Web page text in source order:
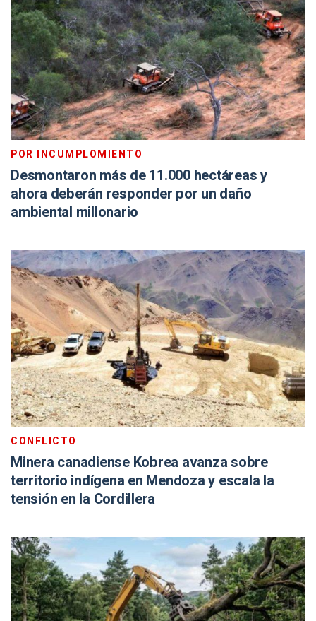
POR INCUMPLOMIENTO
Desmontaron más de 11.000 hectáreas y
ahora deberán responder por un daño
ambiental millonario
CONFLICTO
Minera canadiense Kobrea avanza sobre
territorio indígena en Mendoza y escala la
tensión en la Cordillera